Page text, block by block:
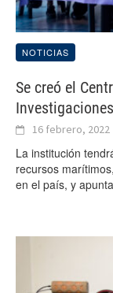
NOTICIAS
Se creó el
16 febrero, 2022
La institución
recursos
en el país, y